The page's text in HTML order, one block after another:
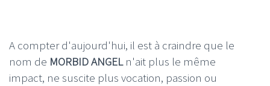
A compter d'aujourd'hui, il est à craindre que le
nom de MORBID ANGELn'ait plus le même
impact, ne suscite plus vocation, passion ou